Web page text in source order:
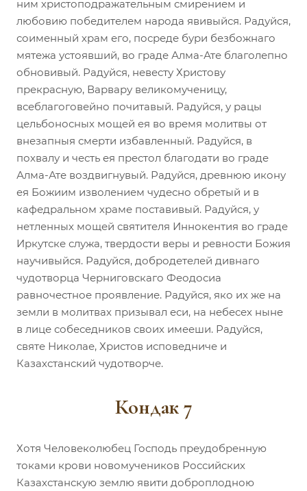
ним христоподражательным смирением и
любовию победителем народа явивыйся. Радуйся,
соименный храм его, посреде бури безбожнаго
мятежа устоявший, во граде Алма-Ате благолепно
обновивый. Радуйся, невесту Христову
прекрасную, Варвару великомученицу,
всеблагоговейно почитавый. Радуйся, у рацы
цельбоносных мощей ея во время молитвы от
внезапныя смерти избавленный. Радуйся, в
похвалу и честь ея престол благодати во граде
Алма-Ате воздвигнувый. Радуйся, древнюю икону
ея Божиим изволением чудесно обретый и в
кафедральном храме поставивый. Радуйся, у
нетленных мощей святителя Иннокентия во граде
Иркутске служа, твердости веры и ревности Божия
научивыйся. Радуйся, добродетелей дивнаго
чудотворца Черниговскаго Феодосиа
равночестное проявление. Радуйся, яко их же на
земли в молитвах призывал еси, на небесех ныне
в лице собеседников своих имееши. Радуйся,
святе Николае, Христов исповедниче и
Казахстанский чудотворче.
Кондак 7
Хотя Человеколюбец Господь преудобренную
токами крови новомучеников Российских
Казахстанскую землю явити доброплодною